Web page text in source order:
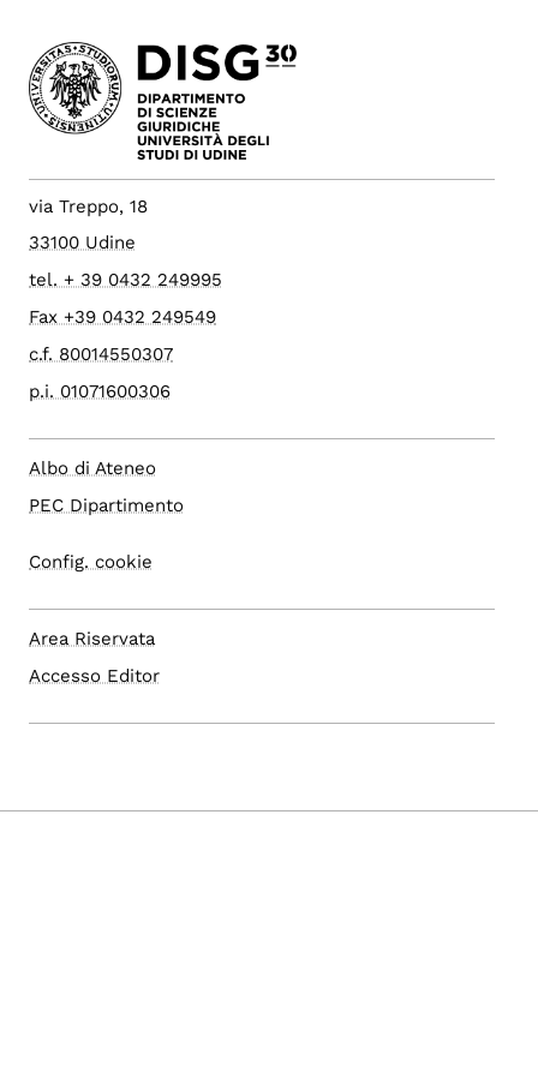
via Treppo, 18
33100 Udine
tel. + 39 0432 249995
Fax +39 0432 249549
c.f. 80014550307
p.i. 01071600306
Albo di Ateneo
PEC Dipartimento
Config. cookie
Area Riservata
Accesso Editor